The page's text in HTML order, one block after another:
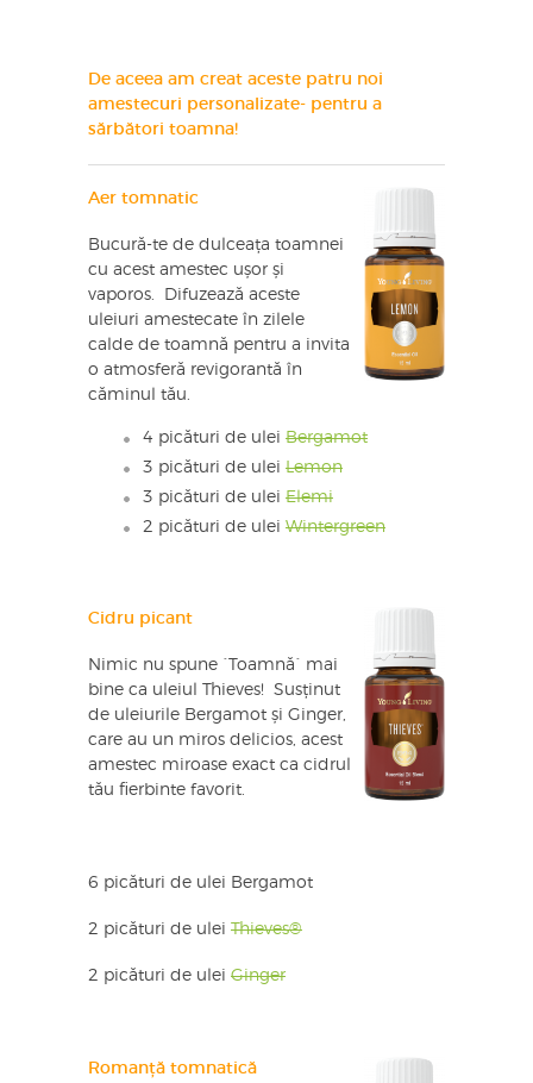
De aceea am creat aceste patru noi
amestecuri personalizate- pentru a
sărbători toamna!
Aer tomnatic
Bucură-te de dulceața toamnei
cu acest amestec ușor și
vaporos. Difuzează aceste
uleiuri amestecate în zilele
calde de toamnă pentru a invita
o atmosferă revigorantă în
căminul tău.
4 picături de ulei Bergamot
3 picături de ulei Lemon
3 picături de ulei Elemi
2 picături de ulei Wintergreen
Cidru picant
Nimic nu spune `Toamnă` mai
bine ca uleiul Thieves! Susținut
de uleiurile Bergamot și Ginger,
care au un miros delicios, acest
amestec miroase exact ca cidrul
tău fierbinte favorit.
6 picături de ulei Bergamot
2 picături de ulei Thieves®
2 picături de ulei Ginger
Romanță tomnatică